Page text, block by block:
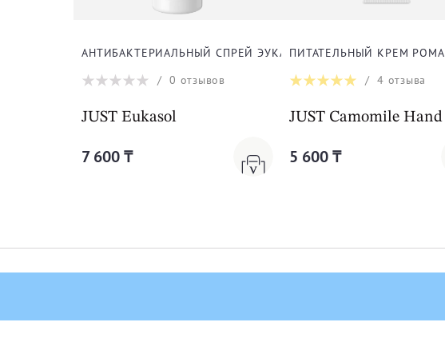
АНТИБАКТЕРИАЛЬНЫЙ СПРЕЙ ЭУКАСОЛ
/0 отзывов
JUST Eukasol
7 600 ₸
ПИТАТЕЛЬНЫЙ КРЕМ
/4 отзыва
JUST Camomile Hand
5 600 ₸
О компании